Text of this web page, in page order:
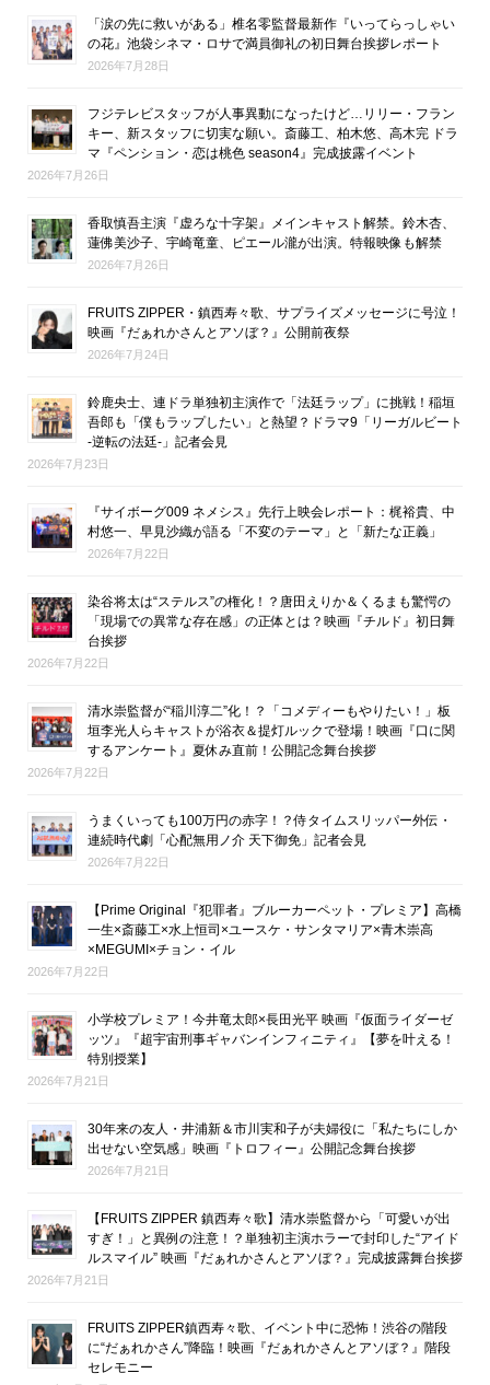
「涙の先に救いがある」椎名零監督最新作『いってらっしゃい
の花』池袋シネマ・ロサで満員御礼の初日舞台挨拶レポート
2026年7月28日
フジテレビスタッフが人事異動になったけど…リリー・フラン
キー、新スタッフに切実な願い。斎藤工、柏木悠、高木完 ドラ
マ『ペンション・恋は桃色 season4』完成披露イベント
2026年7月26日
香取慎吾主演『虚ろな十字架』メインキャスト解禁。鈴木杏、
蓮佛美沙子、宇崎竜童、ピエール瀧が出演。特報映像も解禁
2026年7月26日
FRUITS ZIPPER・鎮西寿々歌、サプライズメッセージに号泣！
映画『だぁれかさんとアソぼ？』公開前夜祭
2026年7月24日
鈴鹿央士、連ドラ単独初主演作で「法廷ラップ」に挑戦！稲垣
吾郎も「僕もラップしたい」と熱望？ドラマ9「リーガルビート
-逆転の法廷-」記者会見
2026年7月23日
『サイボーグ009 ネメシス』先行上映会レポート：梶裕貴、中
村悠一、早見沙織が語る「不変のテーマ」と「新たな正義」
2026年7月22日
染谷将太は“ステルス”の権化！？唐田えりか＆くるまも驚愕の
「現場での異常な存在感」の正体とは？映画『チルド』初日舞
台挨拶
2026年7月22日
清水崇監督が“稲川淳二”化！？「コメディーもやりたい！」板
垣李光人らキャストが浴衣＆提灯ルックで登場！映画『口に関
するアンケート』夏休み直前！公開記念舞台挨拶
2026年7月22日
うまくいっても100万円の赤字！？侍タイムスリッパー外伝・
連続時代劇「心配無用ノ介 天下御免」記者会見
2026年7月22日
【Prime Original『犯罪者』ブルーカーペット・プレミア】高橋
一生×斎藤工×水上恒司×ユースケ・サンタマリア×青木崇高
×MEGUMI×チョン・イル
2026年7月22日
小学校プレミア！今井竜太郎×長田光平 映画『仮面ライダーゼ
ッツ』『超宇宙刑事ギャバンインフィニティ』【夢を叶える！
特別授業】
2026年7月21日
30年来の友人・井浦新＆市川実和子が夫婦役に「私たちにしか
出せない空気感」映画『トロフィー』公開記念舞台挨拶
2026年7月21日
【FRUITS ZIPPER 鎮西寿々歌】清水崇監督から「可愛いが出
すぎ！」と異例の注意！？単独初主演ホラーで封印した“アイド
ルスマイル” 映画『だぁれかさんとアソぼ？』完成披露舞台挨拶
2026年7月21日
FRUITS ZIPPER鎮西寿々歌、イベント中に恐怖！渋谷の階段
に“だぁれかさん”降臨！映画『だぁれかさんとアソぼ？』階段
セレモニー